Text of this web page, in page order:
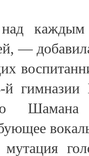
каждым
—